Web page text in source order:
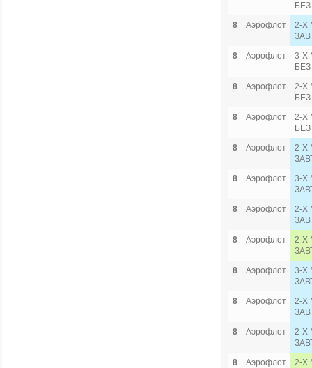
8
Аэрофлот
2-Х
8
Аэрофлот
3-Х
8
Аэрофлот
2-Х
8
Аэрофлот
2-Х
8
Аэрофлот
2-Х
8
Аэрофлот
3-Х
8
Аэрофлот
2-Х
8
Аэрофлот
2-Х
8
Аэрофлот
3-Х
8
Аэрофлот
2-Х
8
Аэрофлот
2-Х
8
Аэрофлот
2-Х